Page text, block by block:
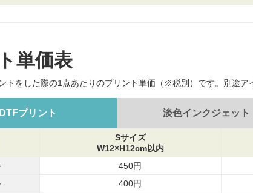
単価表
トをした際の1点あたりのプリント単価（※税別）です。別途ア
DTFプリント 淡色インクジェット
Sサイズ
W12×H12cm以内
450円
400円